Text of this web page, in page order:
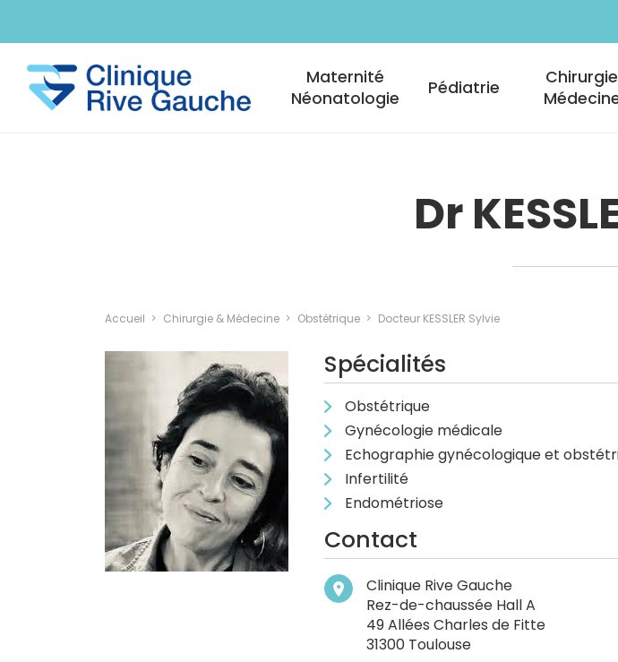
Maternité
Néonatologie
Pédiatrie
Chirurgie
Dr
Accueil Chirurgie & Médecine Obstétrique Docteur KESSLER Sylvie
Spécialités
Obstétrique
Gynécologie médicale
Echographie gynécologique et
Infertilité
Endométriose
Contact
Clinique Rive Gauche
Rez-de-chaussée Hall A
49 Allées Charles de Fitte
31300 Toulouse